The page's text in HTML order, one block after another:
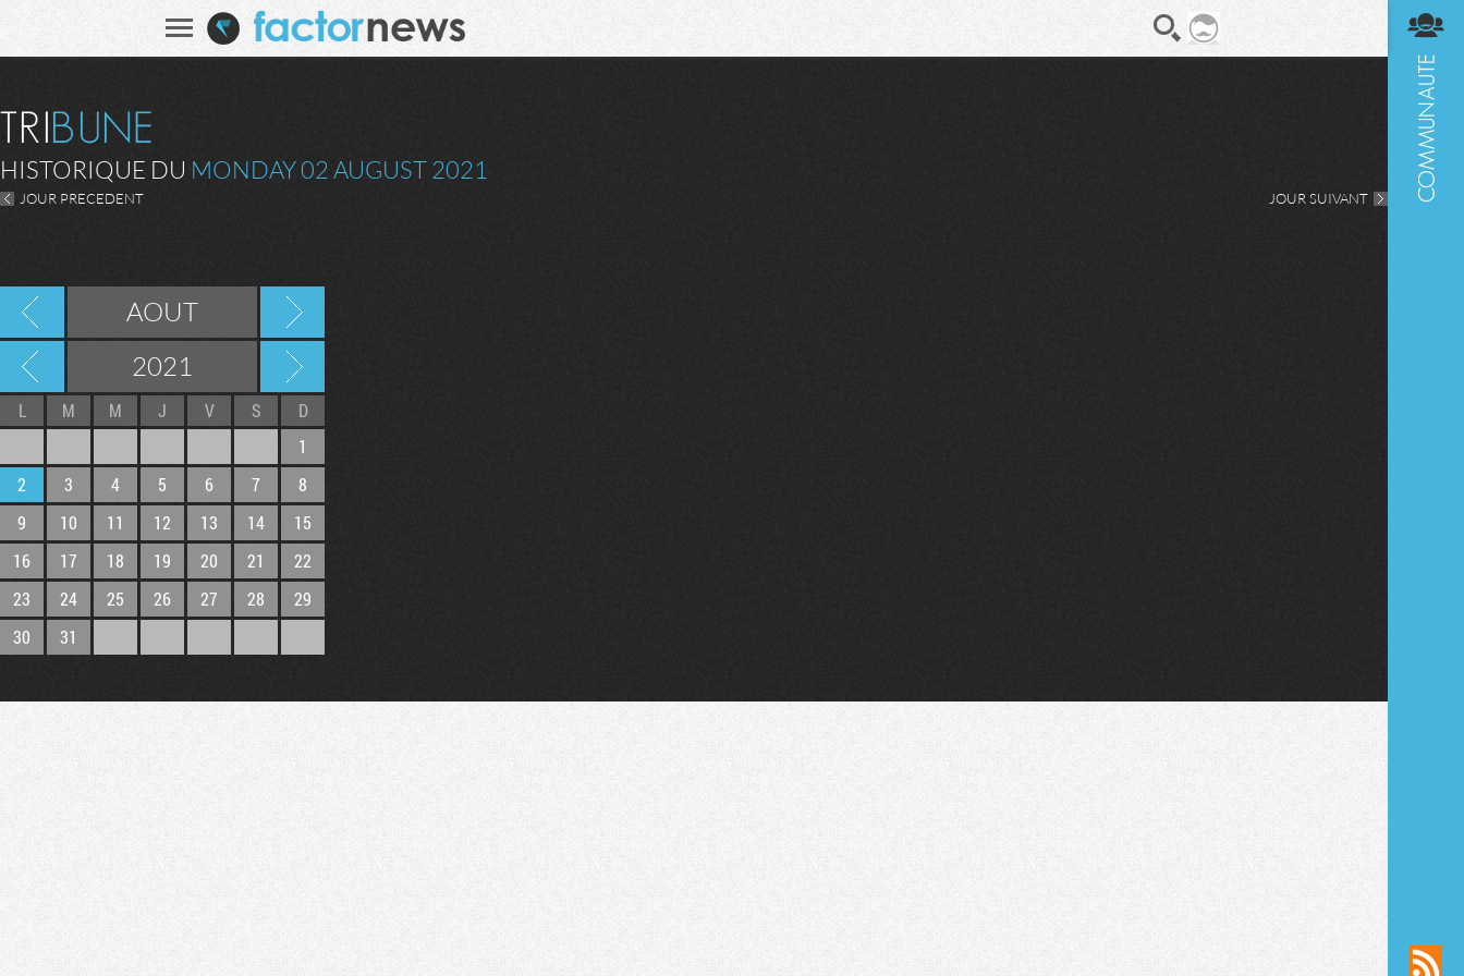
HISTORIQUE DU MONDAY 02 AUGUST 2021
JOUR PRECEDENT JOUR SUIVANT
AOUT
2021
L M M J V S
D
1
2
3 4 5 6 7
8
9
10 11 12 13 14
15
16
17 18 19 20 21
22
23
24 25 26 27 28
29
30
31